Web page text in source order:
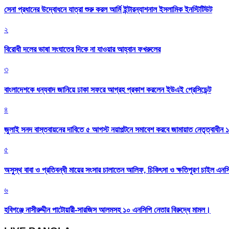
সেনা প্রধানের উদ্বোধনে যাত্রা শুরু করল আর্মি ইন্টারন্যাশনাল ইসলামিক ইনস্টিটিউট
২
বিরোধী দলের ভাষা সংঘাতের দিকে না যাওয়ার আহ্বান ফখরুলের
৩
বাংলাদেশকে ধন্যবাদ জানিয়ে ঢাকা সফরে আগ্রহ প্রকাশ করলেন ইউএই প্রেসিডেন্ট
৪
জুলাই সনদ বাস্তবায়নের দাবিতে ৫ আগস্ট নয়াপল্টনে সমাবেশ করবে জামায়াত নেতৃত্বাধীন
৫
অসুস্থ বাবা ও প্রতিবন্ধী মায়ের সংসার চালাতেন আলিফ, চিকিৎসা ও ক্ষতিপূরণ চাইল
৬
হবিগঞ্জে নাসীরুদ্দীন পাটোয়ারী-সারজিস আলমসহ ১০ এনসিপি নেতার বিরুদ্ধে মামল।